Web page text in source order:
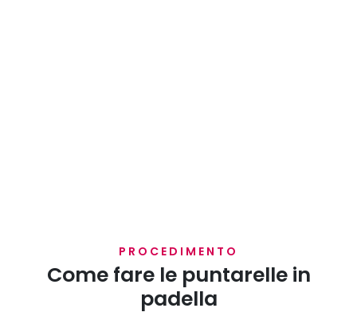
PROCEDIMENTO
Come fare le puntarelle in
padella